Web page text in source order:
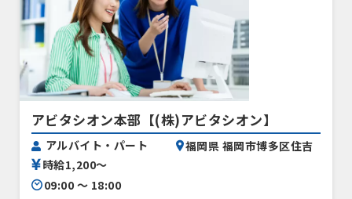
アビタシオン本部【(株)アビタシオン】
アルバイト・パート
時給1,200〜
09:00 〜 18:00
福岡県 福岡市博多区住吉